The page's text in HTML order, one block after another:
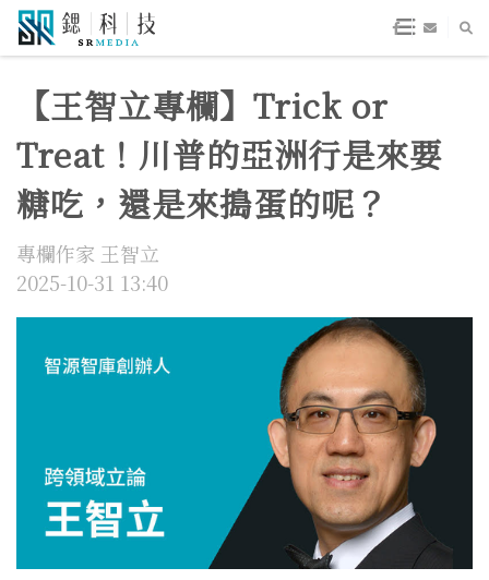
【王智立專欄】Trick or
Treat！川普的亞洲行是來要
糖吃，還是來搗蛋的呢？
專欄作家 王智立
2025-10-31 13:40